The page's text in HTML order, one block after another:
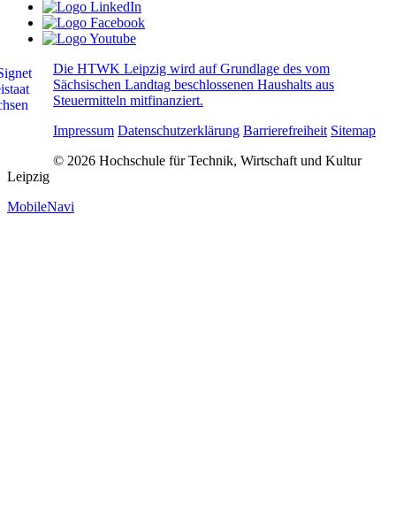
Die HTWK Leipzig wird auf Grundlage des vom
Sächsischen Landtag beschlossenen Haushalts aus
Steuermitteln mitfinanziert.
Impressum Datenschutzerklärung Barrierefreiheit Sitemap
© 2026 Hochschule für Technik, Wirtschaft und Kultur
Leipzig
MobileNavi